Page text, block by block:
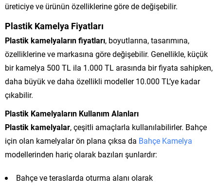
üreticiye ve ürünün özelliklerine göre de değişebilir.
Plastik Kamelya Fiyatları
Plastik kamelyaların fiyatları, boyutlarına, tasarımına,
özelliklerine ve markasına göre değişebilir. Genellikle, küçük
bir kamelya 500 TL ila 1.000 TL arasında bir fiyata sahipken,
daha büyük ve daha özellikli modeller 10.000 TL’ye kadar
çıkabilir.
Plastik Kamelyaların Kullanım Alanları
Plastik kamelyalar, çeşitli amaçlarla kullanılabilirler. Bahçe
için olan kamelyalar ön plana çıksa da Bahçe Kamelya
modellerinden hariç olarak bazıları şunlardır:
Bahçe ve teraslarda oturma alanı olarak